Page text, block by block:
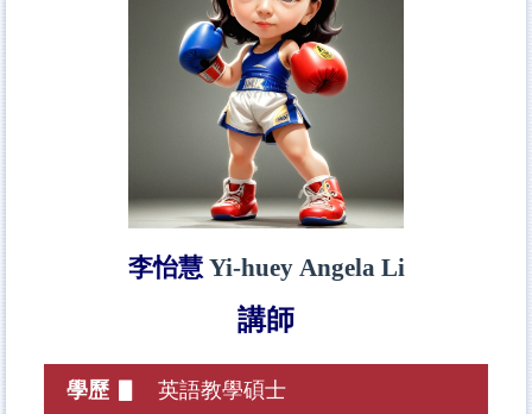
李怡慧 Yi-huey Angela Li
講師
學歷 ▋ 英語教學碩士